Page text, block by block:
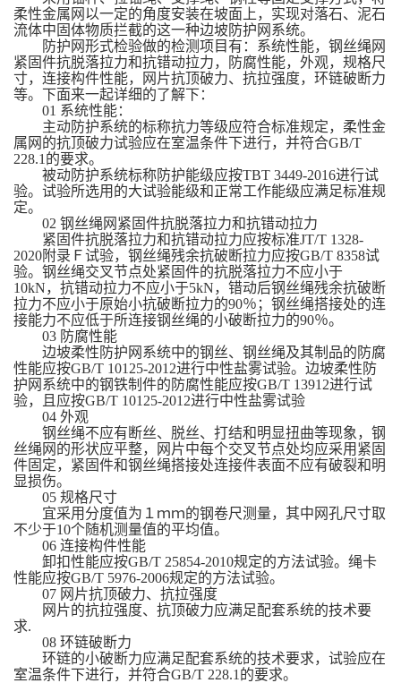
柔性金属网以一定的角度安装在坡面上，实现对落石、泥石
流体中固体物质拦截的这一种边坡防护网系统。
防护网形式检验做的检测项目有：系统性能，钢丝绳网
紧固件抗脱落拉力和抗错动拉力，防腐性能，外观，规格尺
寸，连接构件性能，网片抗顶破力、抗拉强度，环链破断力
等。下面来一起详细的了解下：
01 系统性能：
主动防护系统的标称抗力等级应符合标准规定，柔性金
属网的抗顶破力试验应在室温条件下进行，并符合GB/T
228.1的要求。
被动防护系统标称防护能级应按TBT 3449-2016进行试
验。试验所选用的大试验能级和正常工作能级应满足标准规
定。
02 钢丝绳网紧固件抗脱落拉力和抗错动拉力
紧固件抗脱落拉力和抗错动拉力应按标准JT/T 1328-
2020附录Ｆ试验，钢丝绳残余抗破断拉力应按GB/T 8358试
验。钢丝绳交叉节点处紧固件的抗脱落拉力不应小于
10kN，抗错动拉力不应小于5kN，错动后钢丝绳残余抗破断
拉力不应小于原始小抗破断拉力的90％；钢丝绳搭接处的连
接能力不应低于所连接钢丝绳的小破断拉力的90％。
03 防腐性能
边坡柔性防护网系统中的钢丝、钢丝绳及其制品的防腐
性能应按GB/T 10125-2012进行中性盐雾试验。边坡柔性防
护网系统中的钢铁制件的防腐性能应按GB/T 13912进行试
验，且应按GB/T 10125-2012进行中性盐雾试验
04 外观
钢丝绳不应有断丝、脱丝、打结和明显扭曲等现象，钢
丝绳网的形状应平整，网片中每个交叉节点处均应采用紧固
件固定，紧固件和钢丝绳搭接处连接件表面不应有破裂和明
显损伤。
05 规格尺寸
宜采用分度值为１ｍｍ的钢卷尺测量，其中网孔尺寸取
不少于10个随机测量值的平均值。
06 连接构件性能
卸扣性能应按GB/T 25854-2010规定的方法试验。绳卡
性能应按GB/T 5976-2006规定的方法试验。
07 网片抗顶破力、抗拉强度
网片的抗拉强度、抗顶破力应满足配套系统的技术要
求.
08 环链破断力
环链的小破断力应满足配套系统的技术要求，试验应在
室温条件下进行，并符合GB/T 228.1的要求。